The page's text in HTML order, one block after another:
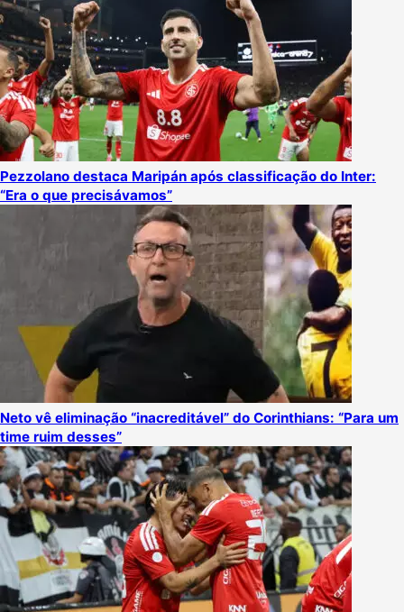
Pezzolano destaca Maripán após classificação do Inter:
“Era o que precisávamos”
Neto vê eliminação “inacreditável” do Corinthians: “Para um
time ruim desses”